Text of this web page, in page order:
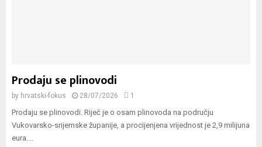
Prodaju se plinovodi
by hrvatski-fokus 28/07/2026 1
Prodaju se plinovodi. Riječ je o osam plinovoda na području
Vukovarsko-srijemske županije, a procijenjena vrijednost je 2,9 milijuna
eura....